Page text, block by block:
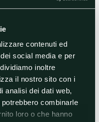
contenuti ed
social media e per
inoltre
il nostro sito con i
analisi dei dati web,
combinarle
loro o che hanno
di Igor Tudor e i campioni